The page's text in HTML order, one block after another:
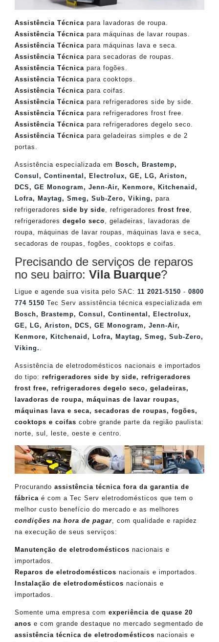
Assistência Técnica para lavadoras de roupa.
Assistência Técnica para máquinas de lavar roupas.
Assistência Técnica para máquinas lava e seca.
Assistência Técnica para secadoras de roupas.
Assistência Técnica para fogões.
Assistência Técnica para cooktops.
Assistência Técnica para coifas.
Assistência Técnica para refrigeradores side by side.
Assistência Técnica para refrigeradores frost free.
Assistência Técnica para refrigeradores degelo seco.
Assistência Técnica para geladeiras simples e de 2
portas.
Assistência especializada em Bosch, Brastemp,
Consul , Continental , Electrolux, GE, LG, Ariston,
DCS , GE Monogram , Jenn-Air, Kenmore, Kitchenaid ,
Lofra, Maytag , Smeg , Sub-Zero, Viking , para
refrigeradores side by side, refrigeradores frost free,
refrigeradores degelo seco, geladeiras, lavadoras de
roupa, máquinas de lavar roupas, máquinas lava e seca,
secadoras de roupas, fogões, cooktops e coifas.
Precisando de serviços de reparos
no seu bairro: Vila Buarque?
Ligue e agende sua visita pelo SAC: 11 2021-5150 - 0800
774 5150 Tec Serv assistência técnica especializada em
Bosch, Brastemp, Consul , Continental , Electrolux,
GE, LG, Ariston, DCS , GE Monogram , Jenn-Air,
Kenmore, Kitchenaid , Lofra, Maytag , Smeg , Sub-Zero,
Viking. .
Assistência de eletrodomésticos nacionais e importados
do tipo: refrigeradores side by side, refrigeradores
frost free, refrigeradores degelo seco, geladeiras,
lavadoras de roupa, máquinas de lavar roupas,
máquinas lava e seca, secadoras de roupas, fogões,
cooktops e coifas cobre grande parte da região paulista:
norte, sul, leste, oeste e centro.
Procurando assistência técnica fora da garantia de
fábrica é com a Tec Serv eletrodomésticos que tem o
melhor custo benefício do mercado e as melhores
condições na hora de pagar, com qualidade e rapidez
na execução de seus serviços:
Manutenção de eletrodomésticos nacionais e
importados.
Reparos de eletrodomésticos nacionais e importados.
Instalação de eletrodomésticos nacionais e
importados.
Somente uma empresa com experiência de quase 20
anos e com grande destaque no mercado segmentado de
assistência técnica de eletrodomésticos nacionais e